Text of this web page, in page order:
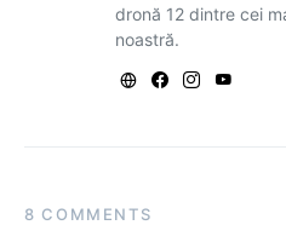
dronă 12 dintre cei
noastră.
8 COMMENTS